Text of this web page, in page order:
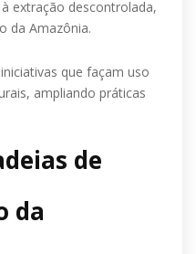
extração descontrolada,
da Amazônia.
que façam uso
ampliando práticas
de
da